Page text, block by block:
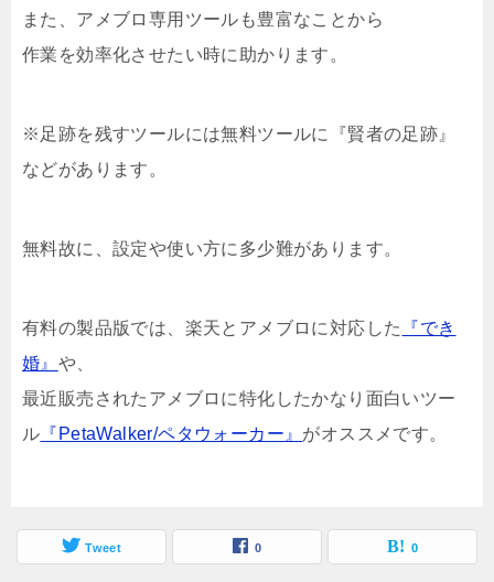
また、アメブロ専用ツールも豊富なことから
作業を効率化させたい時に助かります。
※足跡を残すツールには無料ツールに『賢者の足跡』
などがあります。
無料故に、設定や使い方に多少難があります。
有料の製品版では、楽天とアメブロに対応した
『でき
婚』 や、
最近販売されたアメブロに特化したかなり面白いツー
ル 『PetaWalker/ペタウォーカー』 がオススメです。
Tweet 0 0